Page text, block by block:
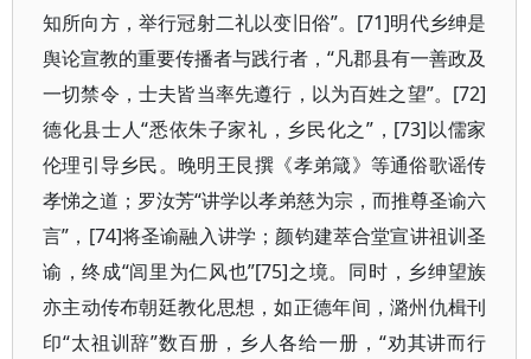
知所向方，举行冠射二礼以变旧俗”。[71]明代乡绅是
舆论宣教的重要传播者与践行者，“凡郡县有一善政及
一切禁令，士夫皆当率先遵行，以为百姓之望”。[72]
德化县士人“悉依朱子家礼，乡民化之”，[73]以儒家
伦理引导乡民。晚明王艮撰《孝弟箴》等通俗歌谣传
孝悌之道；罗汝芳“讲学以孝弟慈为宗，而推尊圣谕六
言”，[74]将圣谕融入讲学；颜钧建萃合堂宣讲祖训圣
谕，终成“闾里为仁风也”[75]之境。同时，乡绅望族
亦主动传布朝廷教化思想，如正德年间，潞州仇楫刊
印“太祖训辞”数百册，乡人各给一册，“劝其讲而行